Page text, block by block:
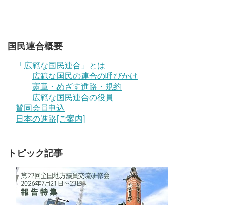
国民連合概要
「広範な国民連合」とは
広範な国民の連合の呼びかけ
憲章・めざす進路・規約
広範な国民連合の役員
賛同会員申込
日本の進路[ご案内]
トピック記事